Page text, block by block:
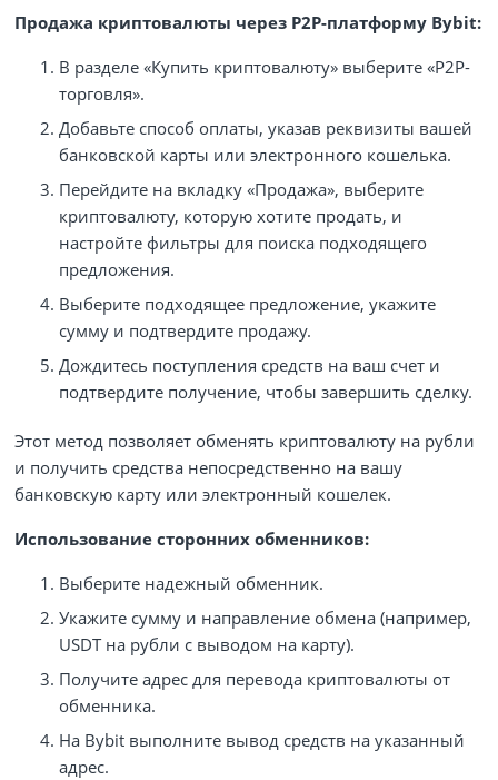
Продажа криптовалюты через P2P-платформу Bybit:
В разделе «Купить криптовалюту» выберите «P2P-
торговля».
Добавьте способ оплаты, указав реквизиты вашей
банковской карты или электронного кошелька.
Перейдите на вкладку «Продажа», выберите
криптовалюту, которую хотите продать, и
настройте фильтры для поиска подходящего
предложения.
Выберите подходящее предложение, укажите
сумму и подтвердите продажу.
Дождитесь поступления средств на ваш счет и
подтвердите получение, чтобы завершить сделку.
Этот метод позволяет обменять криптовалюту на рубли
и получить средства непосредственно на вашу
банковскую карту или электронный кошелек.
Использование сторонних обменников:
Выберите надежный обменник.
Укажите сумму и направление обмена (например,
USDT на рубли с выводом на карту).
Получите адрес для перевода криптовалюты от
обменника.
На Bybit выполните вывод средств на указанный
адрес.